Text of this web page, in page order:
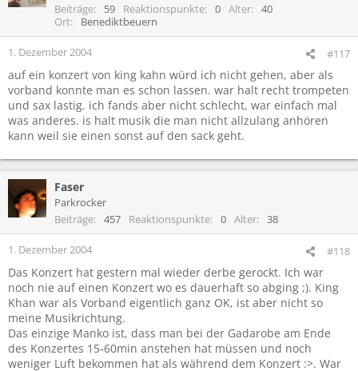
Beiträge
59 Reaktionspunkte 0 Alter
40
Ort
Benediktbeuern
1. Dezember 2004 #117
auf ein konzert von king kahn würd ich nicht gehen, aber als
vorband konnte man es schon lassen. war halt recht trompeten
und sax lastig. ich fands aber nicht schlecht, war einfach mal
was anderes. is halt musik die man nicht allzulang anhören
kann weil sie einen sonst auf den sack geht.
Faser
Parkrocker
Beiträge
457 Reaktionspunkte 0 Alter 38
1. Dezember 2004 #118
Das Konzert hat gestern mal wieder derbe gerockt. Ich war
noch nie auf einen Konzert wo es dauerhaft so abging ;). King
Khan war als Vorband eigentlich ganz OK, ist aber nicht so
meine Musikrichtung.
Das einzige Manko ist, dass man bei der Gadarobe am Ende
des Konzertes 15-60min anstehen hat müssen und noch
weniger Luft bekommen hat als während dem Konzert :>. War